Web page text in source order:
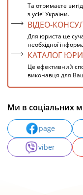
Та отримаєте
з усієї України.
ВІДЕО-
Для юриста це
необхідної
КАТАЛОГ
Це ефективний
виконавця для
Ми в соціальних
page
viber